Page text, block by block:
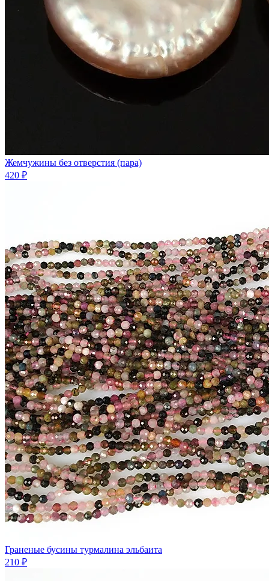
Жемчужины без отверстия (пара)
420 ₽
Граненые бусины турмалина эльбаита
210 ₽